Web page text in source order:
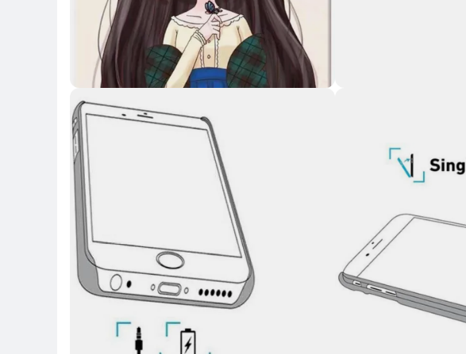
Key Highlights
Key Highlights